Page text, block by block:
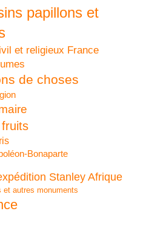
papillons et
et religieux France
de choses
Bonaparte
Stanley Afrique
et autres monuments